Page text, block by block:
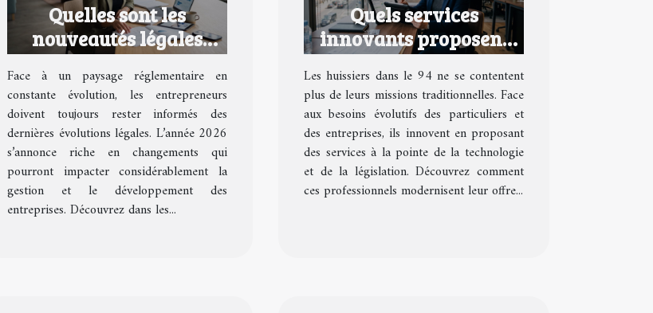
Quelles sont les
nouveautés légales
pour les entrepreneurs
en 2026 ?
Face à un paysage réglementaire en
constante évolution, les entrepreneurs
doivent toujours rester informés des
dernières évolutions légales. L’année 2026
s’annonce riche en changements qui
pourront impacter considérablement la
gestion et le développement des
entreprises. Découvrez dans les...
Quels services
innovants proposent
les huissiers dans le 94
?
Les huissiers dans le 94 ne se contentent
plus de leurs missions traditionnelles. Face
aux besoins évolutifs des particuliers et
des entreprises, ils innovent en proposant
des services à la pointe de la technologie
et de la législation. Découvrez comment
ces professionnels modernisent leur offre...